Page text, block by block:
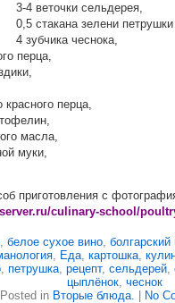
3-4 веточки сельдерея,
0,5 стакана зелени
4 зубчика чеснока,
перца,
красного перца,
масла,
муки,
приготовления с
culinary-school/
, белое сухое вино, болгарский
, Еда, картошка,
, петрушка, рецепт, сельдерей,
цыплёнок, чеснок
Posted in Вторые блюда. No